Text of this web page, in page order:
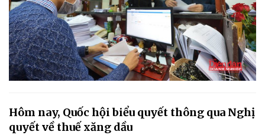
Hôm nay, Quốc hội biểu quyết thông qua Nghị
quyết về thuế xăng dầu